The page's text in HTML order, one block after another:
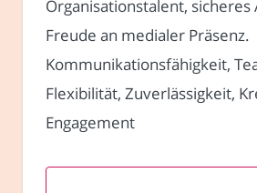
Organisationstalent,
Freude an medialer Präsenz.
Kommunikationsfähigkeit,
Flexibilität, Zuverlässigkeit,
Engagement